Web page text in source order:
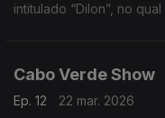
intitulado “Dilon”, no
Cabo Verde Show
Ep. 12
22 mar. 2026